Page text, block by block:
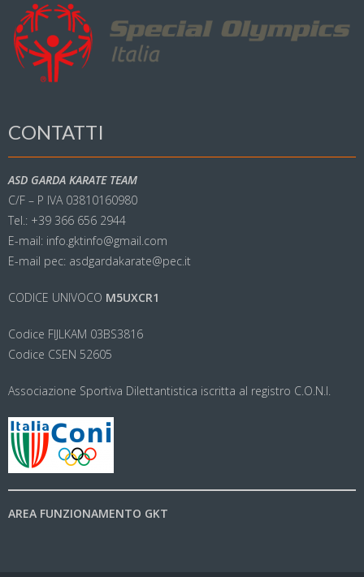
CONTATTI
ASD GARDA KARATE TEAM
C/F – P IVA 03810160980
Tel.: +39 366 656 2944
E-mail: info.gktinfo@gmail.com
E-mail pec: asdgardakarate@pec.it
CODICE UNIVOCO M5UXCR1
Codice FIJLKAM 03BS3816
Codice CSEN 52605
Associazione Sportiva Dilettantistica iscritta al registro C.O.N.I.
AREA FUNZIONAMENTO GKT